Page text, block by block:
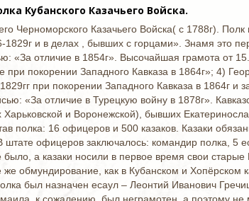
Кубанского Казачьего Войска.
Черноморского Казачьего Войска( с 1788г).
и в делах , бывших с горцами». Знамя это
«За отличие в 1854г». Высочайшая грамота от
покорении Западного Кавказа в 1864г»; 4)
при покорении Западного Кавказа в 1864г и
«За отличие в Турецкую войну в 1878г».
и Воронежской), бывших
полка: 16 офицеров и 500 казаков. Казаки
офицеров заключалось: командир полка, 5
а казаки носили в первое время свои старые
обмундирование, как в Кубанском и Хопёрском
был назначен есаул – Леонтий Иванович